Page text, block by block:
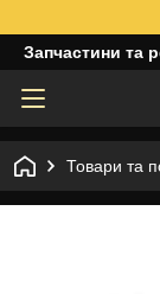
Запчастини та
Товари та